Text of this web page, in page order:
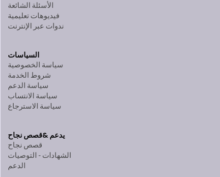
الأسئلة الشائعة
فيديوهات تعليمية
ندوات عبر الإنترنت
السياسات
سياسة الخصوصية
شروط الخدمة
سياسة الدعم
سياسة الانتساب
سياسة الاسترجاع
يدعم &قصص نجاح
قصص نجاح
الشهادات - التوصيات
الدعم